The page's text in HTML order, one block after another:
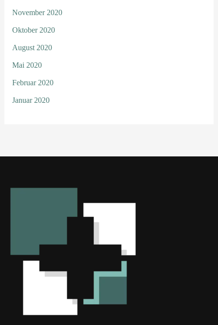
November 2020
Oktober 2020
August 2020
Mai 2020
Februar 2020
Januar 2020